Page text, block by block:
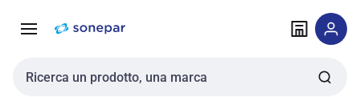
navigazione alla
Cerca input